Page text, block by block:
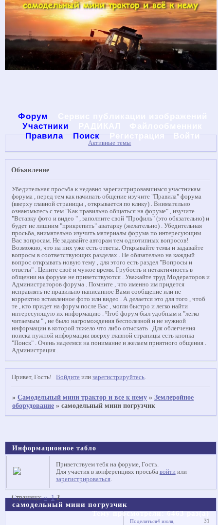
Форум
Участники
Правила
Поиск Регистрация Войти
Активные темы
Объявление
Убедительная просьба к недавно зарегистрировавшимся участникам
форума , перед тем как начинать общение изучите "Правила" форума
(вверху главной страницы , открывается по клику) . Внимательно
ознакомьтесь с тем "Как правильно общаться на форуме" , изучите
"Вставку фото и видео " , заполните свой "Профиль" (это обязательно) и
будет не лишним "прикрепить" аватарку (желательно) . Убедительная
просьба, внимательно изучить материалы форума по интересующим
Вас вопросам. Не задавайте авторам тем однотипных вопросов!
Возможно, что на них уже есть ответы. Открывайте темы и задавайте
вопросы в соответствующих разделах . Не обязательно на каждый
вопрос открывать новую тему , для этого есть раздел "Вопросы и
ответы" . Цените своё и чужое время. Грубость и нетактичность в
общении на форуме не приветствуются . Уважайте труд Модераторов и
Администраторов форума . Помните , что именно им придется
исправлять не правильно написанное Вами сообщение или не
корректно вставленное фото или видео . А делается это для того , чтоб
те , кто придет на форум после Вас , могли быстро и легко найти
интересующую их информацию . Чтоб форум был удобным и "легко
читаемым " , не было нагромождения бесполезной и не нужной
информации в которой тяжело что либо отыскать . Для облегчения
поиска нужной информации вверху главной страницы есть кнопка
"Поиск" . Очень надеемся на понимание и желаем приятного общения .
Администрация .
Привет, Гость! Войдите илизарегистрируйтесь.
»Самодельный мини трактор и все к нему »Землеройное
оборудование »самодельный мини погрузчик
Информационное табло
Приветствуем тебя на форуме, Гость.
Для участия в конференциях просьба войтиили
зарегистрироваться.
самодельный мини погрузчик
Тему просмотрели:6463раз(а)
Страница:« 1 2
Поделиться 31
4 июля,